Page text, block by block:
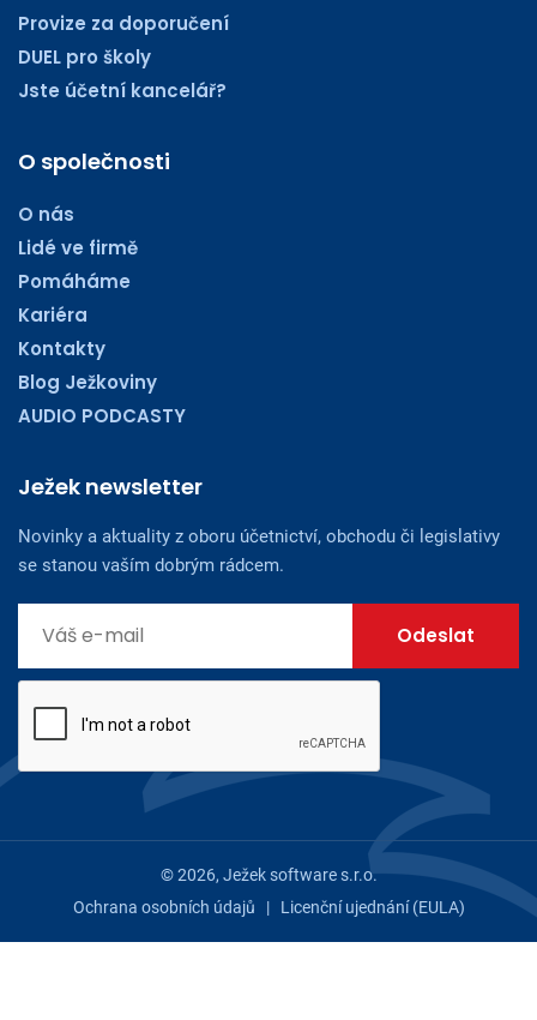
Provize za doporučení
DUEL pro školy
Jste účetní kancelář?
O společnosti
O nás
Lidé ve firmě
Pomáháme
Kariéra
Kontakty
Blog Ježkoviny
AUDIO PODCASTY
Ježek newsletter
Novinky a aktuality z oboru účetnictví, obchodu či legislativy
se stanou vaším dobrým rádcem.
© 2026, Ježek software s.r.o.
Ochrana osobních údajů | Licenční ujednání (EULA)